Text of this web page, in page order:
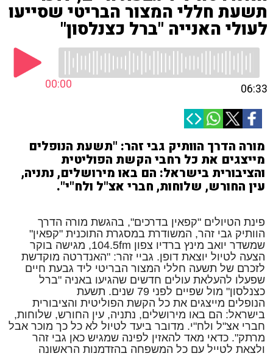
תשעת חללי המצור הבריטי שסייעו
לעולי האנייה "ברל כצנלסון"
00:00 06:33
מורה הדרך הוותיק גבי זהר: "תשעת הנופלים
מייצגים את כל רחבי הקשת הפוליטית
והציבורית בישראל: הם באו מירושלים, נתניה,
עין החורש, שלוחות, חברי אצ"ל ולח"י".
פינת הטיולים "קפאין בדרכים", בהגשת מורה הדרך
הוותיק גבי זהר, המשודרת במסגרת התוכנית "קפאין"
שמשדר יואב מינץ ברדיו צפון 104.5fm, מגישה בוקר
הצעה לטיול יוצאת דופן. גביי זהר: "האנדרטה מוקדשת
לזכרם של תשעה חללי המצור הבריטי ליד גבעת חיים
שפעלו להעלאת עולים חדשים שהגיעו באניה "ברל
כצנלסון" מול שפיים לפני 79 שנים. תשעת
הנופלים מייצגים את כל הקשת הפוליטית והציבורית
בישראל: הם באו מירושלים, נתניה, עין החורש, שלוחות,
חברי אצ"ל ולח"י. מדובר ביעד לטיול לא כל כך מוכר אבל
מרתק". כדאי מאד להאזין לפינה שמגיש כאן גבי זהר
ולצאת לטייל עם כל המשפחה בהזדמנות הראשונה